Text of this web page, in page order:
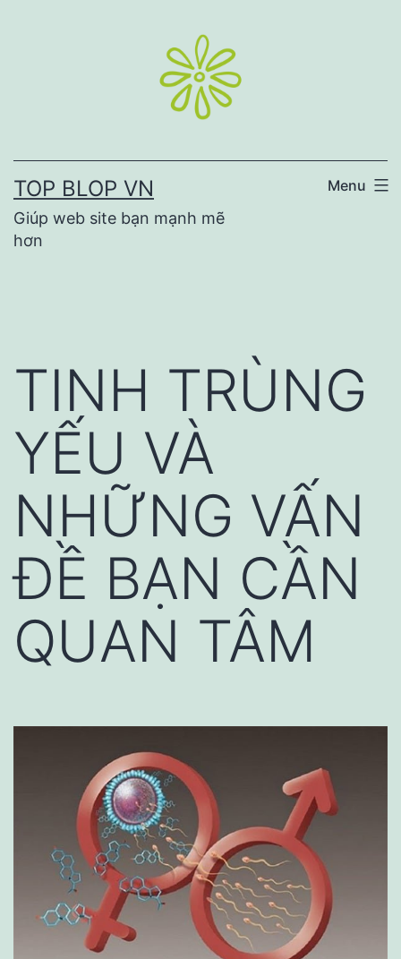
TOP BLOP VN
Giúp web site bạn mạnh mẽ
hơn
Menu
TINH TRÙNG
YẾU VÀ
NHỮNG VẤN
ĐỀ BẠN CẦN
QUAN TÂM